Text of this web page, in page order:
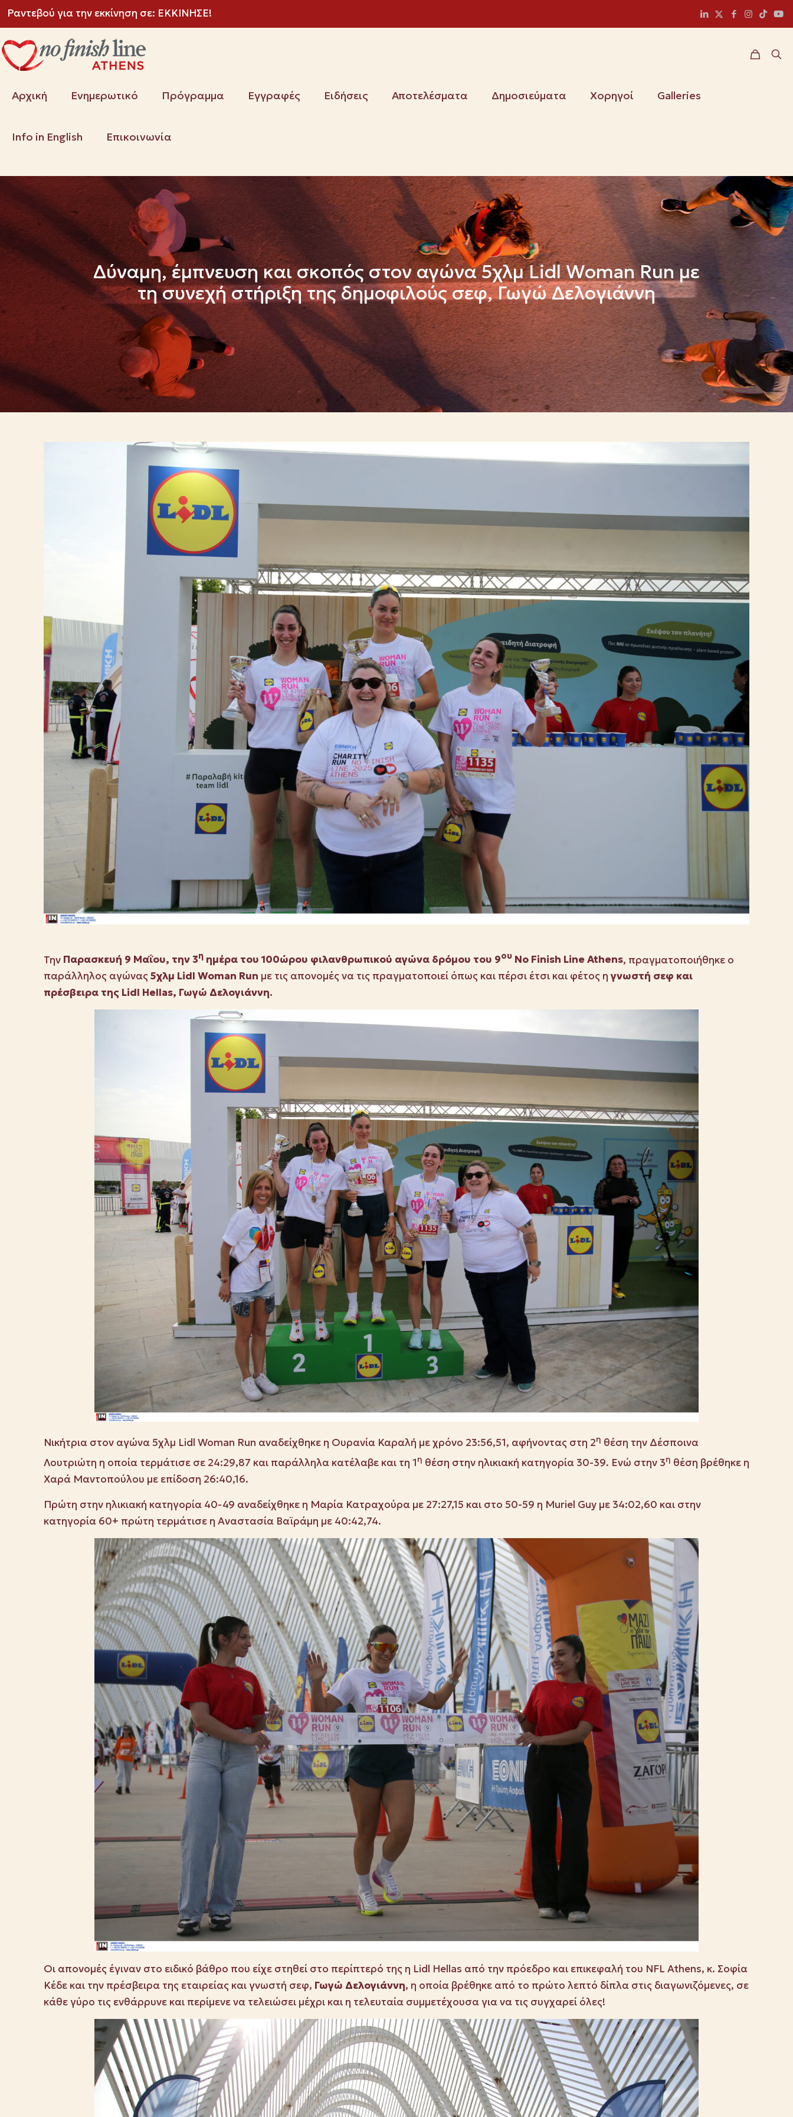
Ραντεβού για την εκκίνηση σε: ΕΚΚΙΝΗΣΕ!
Αρχική Ενημερωτικό Πρόγραμμα Εγγραφές Ειδήσεις Αποτελέσματα Δημοσιεύματα Χορηγοί Galleries
Info in English Επικοινωνία
Δύναμη, έμπνευση και σκοπός στον αγώνα 5χλμ Lidl Woman Run με
τη συνεχή στήριξη της δημοφιλούς σεφ, Γωγώ Δελογιάννη
Την Παρασκευή 9 Μαΐου, την 3η ημέρα του 100ώρου φιλανθρωπικού αγώνα δρόμου του 9ου No Finish Line Athens, πραγματοποιήθηκε ο
παράλληλος αγώνας5χλμ Lidl Woman Run με τις απονομές να τις πραγματοποιεί όπως και πέρσι έτσι και φέτος ηγνωστή σεφ και
πρέσβειρα της Lidl Hellas, Γωγώ Δελογιάννη.
Νικήτρια στον αγώνα 5χλμ Lidl Woman Run αναδείχθηκε η Ουρανία Καραλή με χρόνο 23:56,51, αφήνοντας στη 2η θέση την Δέσποινα
Λουτριώτη η οποία τερμάτισε σε 24:29,87 και παράλληλα κατέλαβε και τη 1η θέση στην ηλικιακή κατηγορία 30-39. Ενώ στην 3η θέση βρέθηκε η
Χαρά Μαντοπούλου με επίδοση 26:40,16.
Πρώτη στην ηλικιακή κατηγορία 40-49 αναδείχθηκε η Μαρία Κατραχούρα με 27:27,15 και στο 50-59 η Muriel Guy με 34:02,60 και στην
κατηγορία 60+ πρώτη τερμάτισε η Αναστασία Βαϊράμη με 40:42,74.
Οι απονομές έγιναν στο ειδικό βάθρο που είχε στηθεί στο περίπτερό της η Lidl Hellas από την πρόεδρο και επικεφαλή του NFL Athens, κ. Σοφία
Κέδε και την πρέσβειρα της εταιρείας και γνωστή σεφ, Γωγώ Δελογιάννη, η οποία βρέθηκε από το πρώτο λεπτό δίπλα στις διαγωνιζόμενες, σε
κάθε γύρο τις ενθάρρυνε και περίμενε να τελειώσει μέχρι και η τελευταία συμμετέχουσα για να τις συγχαρεί όλες!